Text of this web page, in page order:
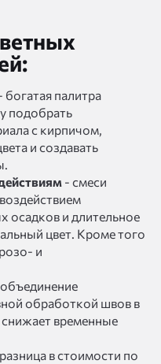
богатая палитра
подобрать
с кирпичом,
и создавать
- смеси
осадков и длительное
цвет. Кроме того
и
обработкой швов в
временные
в стоимости по